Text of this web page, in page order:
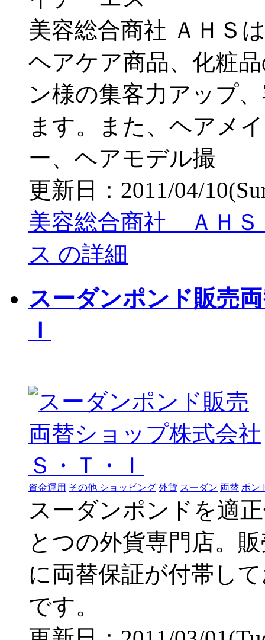
美容総合商社 ＡＨＳ
ヘアケア商品、化粧
ン様の集客力アップ
ます。また、ヘアメ
ー、ヘアモデル撮
更新日：2011/04/
美容総合商社 ＡＨ
ス の詳細
スーダンポンド販売
Ｉ
資金運用 その他 ショッピング 外貨 スーダン 両替 ポン
スーダンポンドを適
とつの外貨専門店。
に両替保証が付帯し
です。